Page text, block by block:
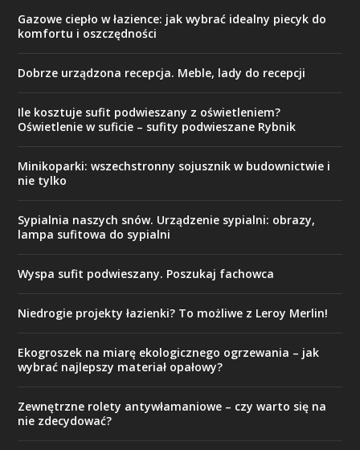
Gazowe ciepło w łazience: jak wybrać idealny piecyk do
komfortu i oszczędności
Dobrze urządzona recepcja. Meble, lady do recepcji
Ile kosztuje sufit podwieszany z oświetleniem?
Oświetlenie w suficie – sufity podwieszane Rybnik
Minikoparki: wszechstronny sojusznik w budownictwie i
nie tylko
Sypialnia naszych snów. Urządzenie sypialni: obrazy,
lampa sufitowa do sypialni
Wyspa sufit podwieszany. Poszukaj fachowca
Niedrogie projekty łazienki? To możliwe z Leroy Merlin!
Ekogroszek na miarę ekologicznego ogrzewania – jak
wybrać najlepszy materiał opałowy?
Zewnętrzne rolety antywłamaniowe – czy warto się na
nie zdecydować?